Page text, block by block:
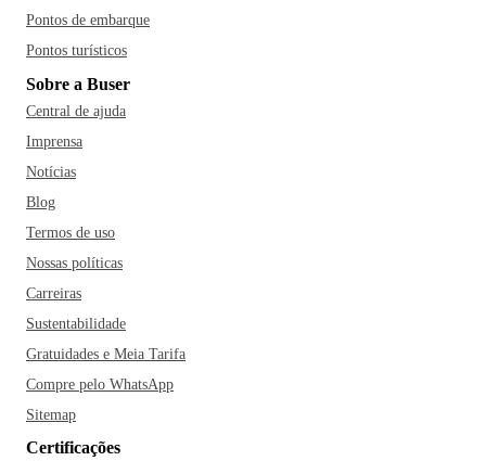
Pontos de embarque
Pontos turísticos
Sobre a Buser
Central de ajuda
Imprensa
Notícias
Blog
Termos de uso
Nossas políticas
Carreiras
Sustentabilidade
Gratuidades e Meia Tarifa
Compre pelo WhatsApp
Sitemap
Certificações